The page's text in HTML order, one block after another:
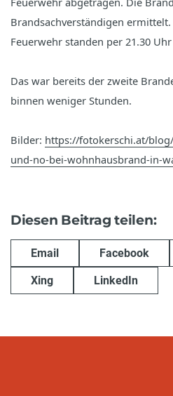
Brandsachverständigen
Feuerwehr standen per 21.30
Das war bereits der zweite
binnen weniger Stunden.
Bilder: https://fotokerschi.at/
und-no-bei-wohnhausbrand-in-
Diesen Beitrag teilen:
Email Facebook
Xing LinkedIn